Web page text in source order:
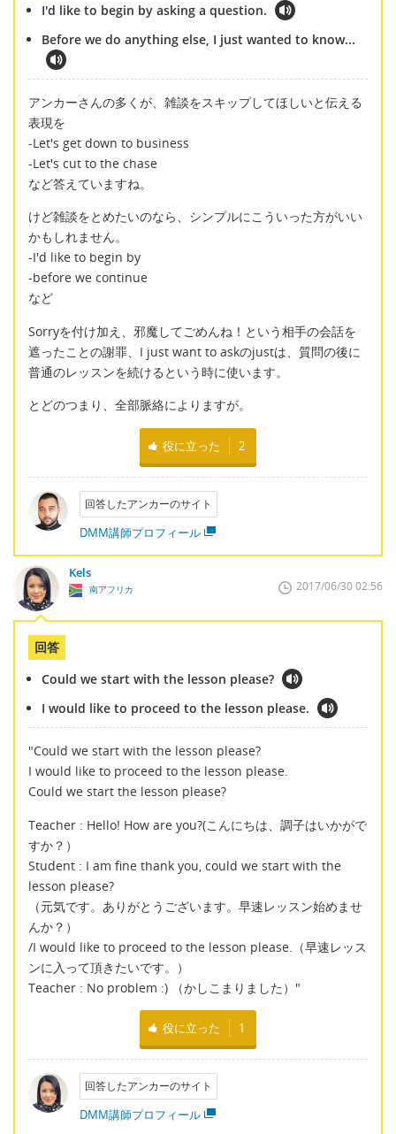
I'd like to begin by asking a question.
Before we do anything else, I just wanted to know...
アンカーさんの多くが、雑談をスキップしてほしいと伝える
表現を
-Let's get down to business
-Let's cut to the chase
など答えていますね。
けど雑談をとめたいのなら、シンプルにこういった方がいい
かもしれません。
-I'd like to begin by
-before we continue
など
Sorryを付け加え、邪魔してごめんね！という相手の会話を
遮ったことの謝罪、I just want to askのjustは、質問の後に
普通のレッスンを続けるという時に使います。
とどのつまり、全部脈絡によりますが。
役に立った 2
回答したアンカーのサイト
DMM講師プロフィール
Kels
南アフリカ 2017/06/30 02:56
回答
Could we start with the lesson please?
I would like to proceed to the lesson please.
"Could we start with the lesson please?
I would like to proceed to the lesson please.
Could we start the lesson please?
Teacher : Hello! How are you?(こんにちは、調子はいかがで
すか？）
Student : I am fine thank you, could we start with the
lesson please?
（元気です。ありがとうございます。早速レッスン始めませ
んか？）
/I would like to proceed to the lesson please.（早速レッス
ンに入って頂きたいです。）
Teacher : No problem :) （かしこまりました）"
役に立った 1
回答したアンカーのサイト
DMM講師プロフィール